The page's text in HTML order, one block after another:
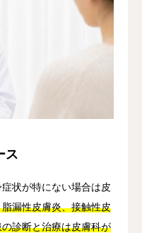
ス
状が特にない場合は皮
漏性皮膚炎、接触性皮
診断と治療は皮膚科が